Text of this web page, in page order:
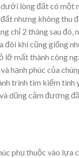
lòng đất có một
nhưng không thu
chỉ 2 tháng sau
đôi khi cũng giống
lỡ mất thành công
hạnh phúc của
trình tìm kiếm
dũng cảm đương
phụ thuộc vào